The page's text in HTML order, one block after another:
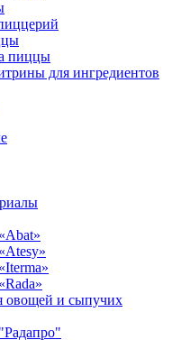
пиццы
для ингредиентов
овощей и сыпучих